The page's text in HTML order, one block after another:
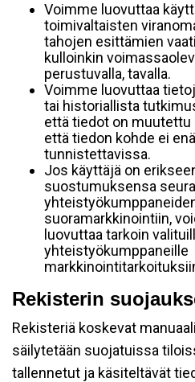
Voimme luovuttaa
toimivaltaisten
tahojen esittämien
kulloinkin
perustuvalla, tavalla.
Voimme luovuttaa
tai historiallista
että tiedot on
että tiedon kohde ei
tunnistettavissa.
Jos käyttäjä on
suostumuksensa
suoramarkkinointiin,
luovuttaa tarkoin
yhteistyökumppaneille
Rekisterin
Rekisteriä koskevat
säilytetään suojatuissa
tallennetut ja käsiteltävät